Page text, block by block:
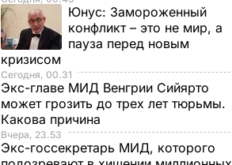
Юнус: Замороженный
конфликт – это не мир, а
пауза перед новым
кризисом
Сегодня, 00.31
Экс-главе МИД Венгрии Сийярто
может грозить до трех лет тюрьмы.
Какова причина
Вчера, 23.53
Экс-госсекретарь МИД, которого